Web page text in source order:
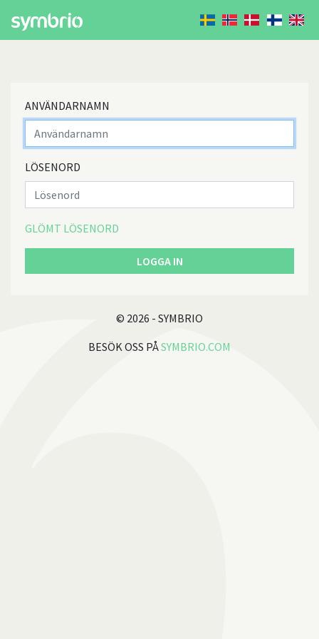
ANVÄNDARNAMN
LÖSENORD
GLÖMT LÖSENORD
LOGGA IN
© 2026 - SYMBRIO
BESÖK OSS PÅSYMBRIO.COM